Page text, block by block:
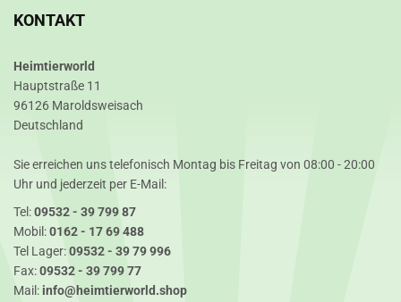
KONTAKT
Heimtierworld
Hauptstraße 11
96126 Maroldsweisach
Deutschland
Sie erreichen uns telefonisch Montag bis Freitag von 08:00 - 20:00
Uhr und jederzeit per E-Mail:
Tel:09532 - 39 799 87
Mobil:0162 - 17 69 488
Tel Lager:09532 - 39 79 996
Fax:09532 - 39 799 77
Mail: info@heimtierworld.shop